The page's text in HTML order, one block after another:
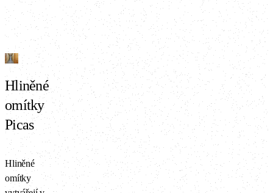
Hliněné
omítky
Picas
Hliněné
omítky